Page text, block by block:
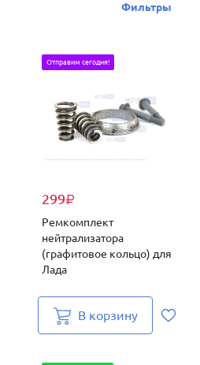
Фильтры
299₽
Отправим сегодня!
Ремкомплект
нейтрализатора
(графитовое кольцо) для
Лада
В корзину